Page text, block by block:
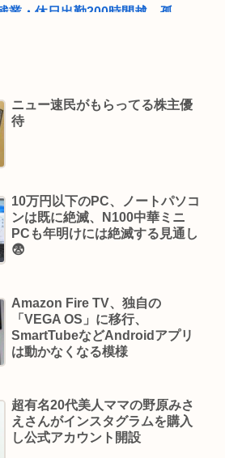
業・休日出勤200時間越、孤
だが、「猫が満足げな返事して
なったペットショップのメス犬
されてしまうwww
パンツ、否定派が7割。女性「お
ランキング1位の記事がこれ。ど
らいなら死を選ぶ 7割超え
深フォトwww
解散…メンバーは給料未払い告
までずっとタレント消費されて
ニュー速民がもらってる株主優
待
10万円以下のPC、ノートパソコ
ンは既に絶滅、N100中華ミニ
PCも年明けには絶滅する見通し
😨
Amazon Fire TV、独自の
「VEGA OS」に移行、
SmartTubeなどAndroidアプリ
は動かなくなる模様
超有名20代美人ママの野原みさ
えさんがインスタグラムを購入
し公式アカウント開設